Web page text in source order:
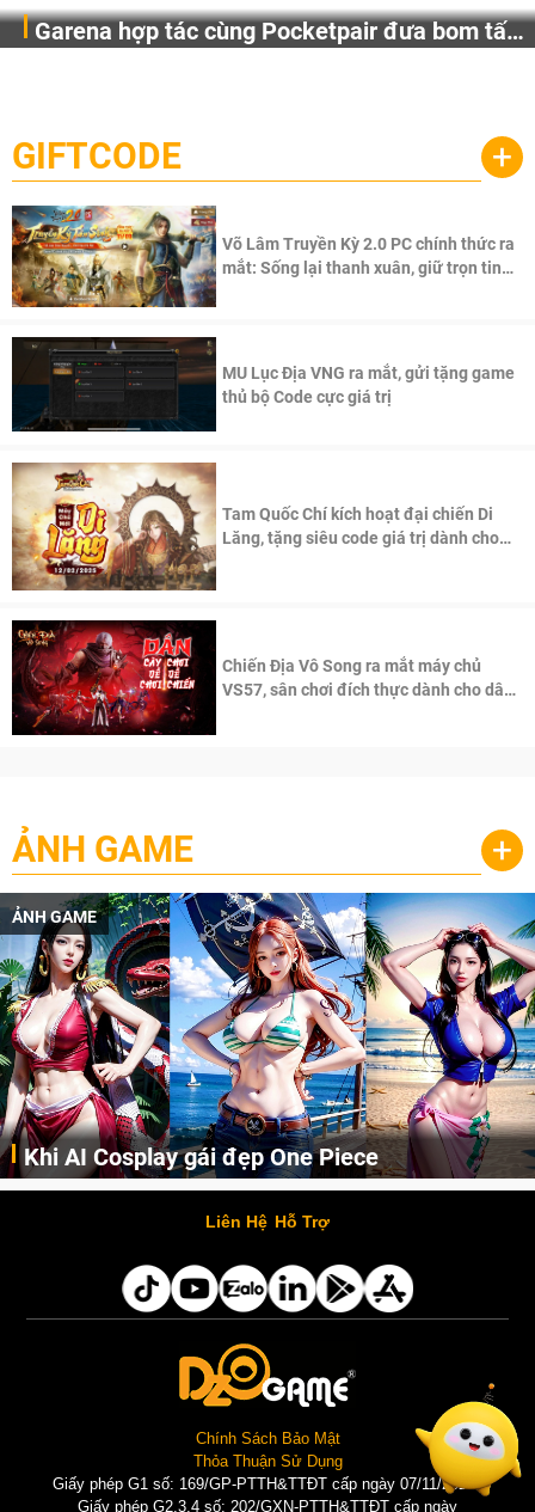
Garena hợp tác cùng Pocketpair đưa bom tấn
cầu, theo giấy phép chính thức từ công ty game Nhật Bản
Pocketpair, Inc.
GIFTCODE +
Võ Lâm Truyền Kỳ 2.0 PC chính thức ra
mắt: Sống lại thanh xuân, giữ trọn tinh
MU Lục Địa VNG ra mắt, gửi tặng game
thủ bộ Code cực giá trị
Tam Quốc Chí kích hoạt đại chiến Di
Lăng, tặng siêu code giá trị dành cho
Chiến Địa Vô Song ra mắt máy chủ
VS57, sân chơi đích thực dành cho dân
ẢNH GAME +
ẢNH GAME
Cosplay Xiangling siêu cute
Cùng thưởng thức những hình ảnh cosplay Xiangling trong Genshin Impact siêu dễ thương của người dùng Weibo "阿包也是兔娘"
Liên Hệ Hỗ Trợ
Chính Sách Bảo Mật
Thỏa Thuận Sử Dụng
Giấy phép G1 số: 169/GP-PTTH&TTĐT cấp ngày 07/11/2025 |
Giấy phép G2,3,4 số: 202/GXN-PTTH&TTĐT cấp ngày